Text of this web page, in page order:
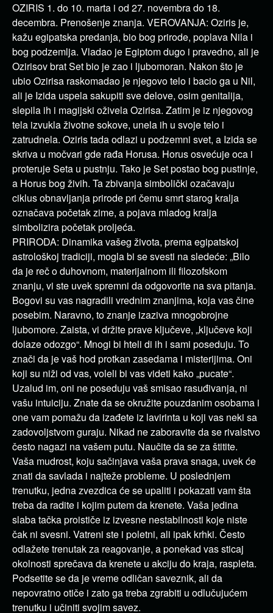
OZIRIS 1. do 10. marta i od 27. novembra do 18.
decembra. Prenošenje znanja. VEROVANJA: Oziris je,
kažu egipatska predanja, bio bog prirode, poplava Nila i
bog podzemlja. Vladao je Egiptom dugo i pravedno, ali je
Ozirisov brat Set bio je zao i ljubomoran. Nakon što je
ubio Ozirisa raskomadao je njegovo telo i bacio ga u Nil,
ali je Izida uspela sakupiti sve delove, osim genitalija,
slepila ih i magijski oživela Ozirisa. Zatim je iz njegovog
tela izvukla životne sokove, unela ih u svoje telo i
zatrudnela. Oziris tada odlazi u podzemni svet, a Izida se
skriva u močvari gde rađa Horusa. Horus osvećuje oca i
proteruje Seta u pustnju. Tako je Set postao bog pustinje,
a Horus bog živih. Ta zbivanja simbolički ozačavaju
ciklus obnavljanja prirode pri čemu smrt starog kralja
označava početak zime, a pojava mladog kralja
simbolizira početak proljeća.
PRIRODA: Dinamika vašeg života, prema egipatskoj
astrološkoj tradiciji, mogla bi se svesti na sledeće: „Bilo
da je reč o duhovnom, materijalnom ili filozofskom
znanju, vi ste uvek spremni da odgovorite na sva pitanja.
Bogovi su vas nagradili vrednim znanjima, koja vas čine
posebim. Naravno, to znanje izaziva mnogobrojne
ljubomore. Zaista, vi držite prave ključeve, „ključeve koji
dolaze odozgo“. Mnogi bi hteli di ih i sami poseduju. To
znači da je vaš hod protkan zasedama i misterijima. Oni
koji su niži od vas, voleli bi vas videti kako „pucate“.
Uzalud im, oni ne poseduju vaš smisao rasuđivanja, ni
vašu intuiciju. Znate da se okružite pouzdanim osobama i
one vam pomažu da izađete iz lavirinta u koji vas neki sa
zadovoljstvom guraju. Nikad ne zaboravite da se rivalstvo
često nagazi na vašem putu. Naučite da se za štitite.
Vaša mudrost, koju sačinjava vaša prava snaga, uvek će
znati da savlada i najteže probleme. U poslednjem
trenutku, jedna zvezdica će se upaliti i pokazati vam šta
treba da radite i kojim putem da krenete. Vaša jedina
slaba tačka proističe iz izvesne nestabilnosti koje niste
čak ni svesni. Vatreni ste i poletni, ali ipak krhki. Često
odlažete trenutak za reagovanje, a ponekad vas sticaj
okolnosti sprečava da krenete u akciju do kraja, raspleta.
Podsetite se da je vreme odličan saveznik, ali da
nepovratno otiče i zato ga treba zgrabiti u odlučujućem
trenutku i učiniti svojim savez.